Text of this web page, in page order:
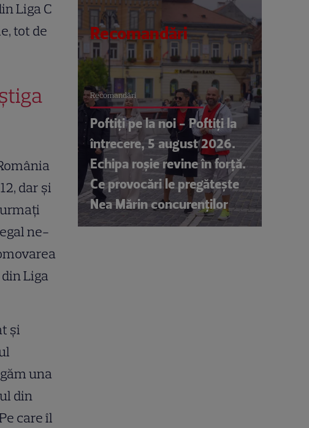
Liga C
tot de
dar și
ne-
Liga
și
una
din
care îl
Recomandări
Recomandări
Poftiți pe la noi - Poftiți la
întrecere, 5 august 2026.
Echipa roșie revine în forță.
Ce provocări le pregătește
Nea Mărin concurenților